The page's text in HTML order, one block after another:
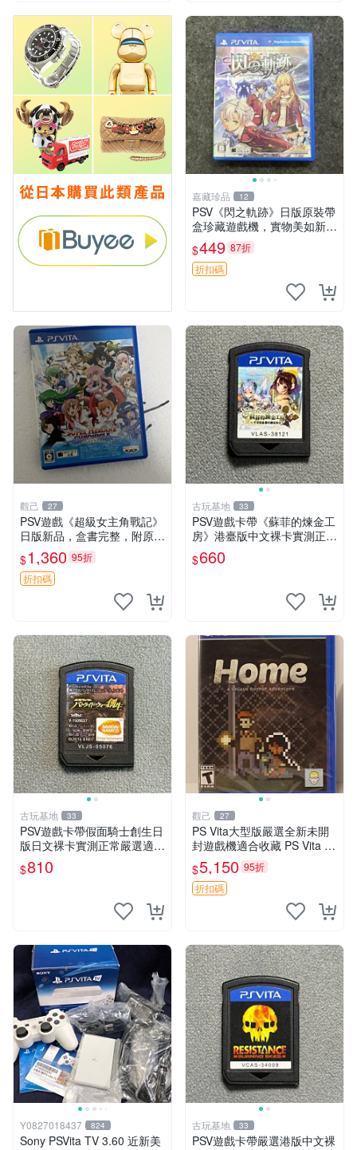
嘉藏珍品 12
PSV《閃之軌跡》日版原裝帶
盒珍藏遊戲機，實物美如新，
嚴選推薦 閃之軌跡 日版 PSV
原裝帶盒
$449 87折
折扣碼
觀己 27
PSV遊戲《超級女主角戰記》
日版新品，盒書完整，附原裝
包裝，玩樂典藏款，成就全開
任你挑戰 超級女主角戰記 PS
V 游戲 日版 成就全開 DLC 全
$1,360 95折
折扣碼
古玩基地 33
PSV遊戲卡帶《蘇菲的煉金工
房》港臺版中文裸卡實測正常
嚴選直銷僅售不退不換單次2
張起享優惠 煉金工房 游戲卡
$660
古玩基地 33
PSV遊戲卡帶假面騎士創生日
版日文裸卡實測正常嚴選適合
收藏2張起享優惠 假面騎士
創生 PSV 卡帶
$810
觀己 27
PS Vita大型版嚴選全新未開
封遊戲機適合收藏 PS Vita 新
型號 家用遊戲機 直營店優選
$5,150 95折
折扣碼
Y0827018437 824
Sony PSVita TV 3.60 近新美
古玩基地 33
PSV遊戲卡帶嚴選港版中文裸